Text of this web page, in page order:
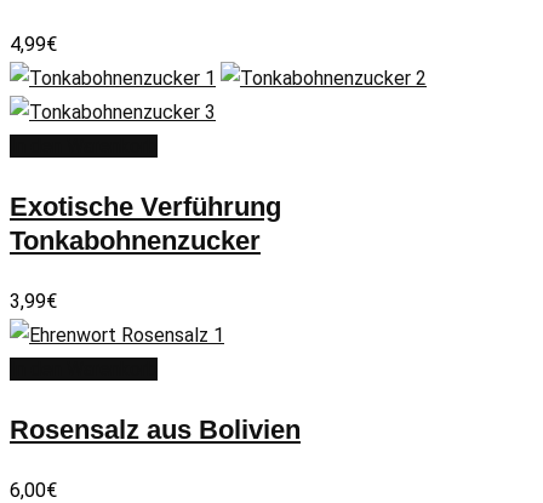
4,99€
Exotische Verführung
Tonkabohnenzucker
3,99€
Rosensalz aus Bolivien
6,00€